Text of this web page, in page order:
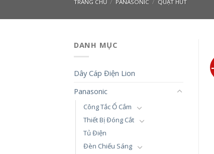
TRANG CHỦ / PANASONIC / QUẠT HÚT
DANH MỤC
Dây Cáp Điện Lion
Panasonic
Công Tắc Ổ Cắm
Thiết Bị Đóng Cắt
Tủ Điện
Đèn Chiếu Sáng